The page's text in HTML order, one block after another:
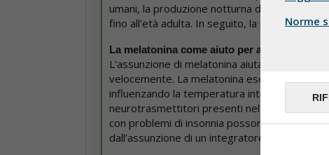
umani, la produzione notturna di melatonina
fino all’età adulta. In seguito, la sua sintesi
La melatonina come aiuto per addormentarsi
L'assunzione di melatonina aiuta ad
velocemente. La melatonina esercita un
influenzando la temperatura interna del
neurotrasmettitori presenti nel cervello. Le
con problemi di insonnia possono trarre
dall’assunzione di un integratore di melatonina.
Norme